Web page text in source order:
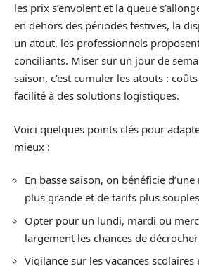
les prix s’envolent et la queue
en dehors des périodes festives, la
un atout, les professionnels
conciliants. Miser sur un jour de
saison, c’est cumuler les atouts :
facilité à des solutions logistiques.
Voici quelques points clés pour
mieux :
En basse saison, on bénéficie
plus grande et de tarifs plus
Opter pour un lundi, mardi ou
largement les chances de
Vigilance sur les vacances